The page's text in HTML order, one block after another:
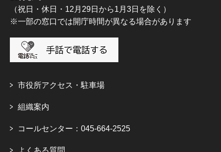
（祝日・休日・12月29日から1月3日を除く）
※一部の窓口では開庁時間が異なる場合があります
市役所アクセス・駐車場
組織案内
コールセンター：045-664-2525